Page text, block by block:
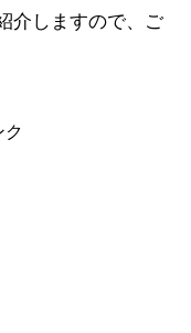
介しますので、ご
ク